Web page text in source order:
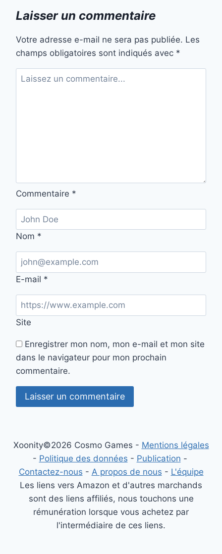
Laisser un commentaire
Votre adresse e-mail ne sera pas publiée. Les
champs obligatoires sont indiqués avec *
Commentaire *
Nom *
E-mail *
Site
Enregistrer mon nom, mon e-mail et mon site
dans le navigateur pour mon prochain
commentaire.
Xoonity©2026 Cosmo Games - Mentions légales
- Politique des données - Publication -
Contactez-nous - A propos de nous - L'équipe
Les liens vers Amazon et d'autres marchands
sont des liens affiliés, nous touchons une
rémunération lorsque vous achetez par
l'intermédiaire de ces liens.